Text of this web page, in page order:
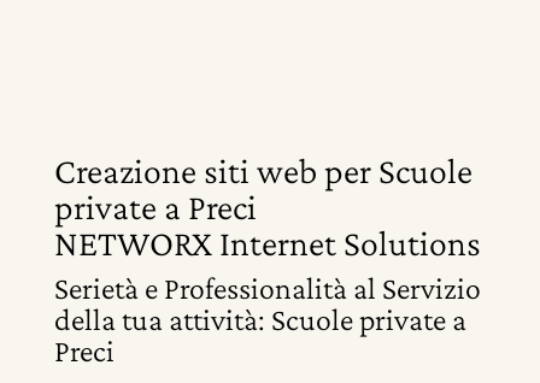
Creazione siti web per Scuole
private a Preci
NETWORX Internet Solutions
Serietà e Professionalità al Servizio
della tua attività: Scuole private a
Preci